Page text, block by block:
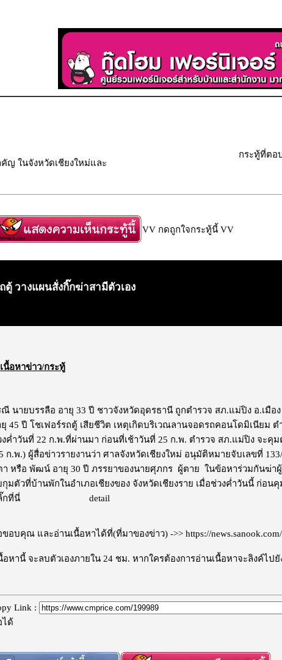
ญ ในจังหวัดเชียงใหม่และ
กระทู้ที่ตอ
VV กดถูกใจกระทู้นี้ VV
ตู้ วางแผนสั่งกิ๊กฆ่าสามีตัวเอง
เนื้อหาข่าว/กระทู้
ณี นายบรรลือ อายุ 33 ปี ชาวจังหวัดอุดรธานี ถูกตำรวจ สภ.แม่ปิง อ.เมื
ยุ 45 ปี โชเฟอร์รถตู้ เสียชีวิต เหตุเกิดบริเวณลานจอดรถคอนโดมิเนียม ต
งค่ำวันที่ 22 ก.พ.ที่ผ่านมา ก่อนที่เช้าวันที่ 25 ก.พ. ตำรวจ สภ.แม่ปิง จะ
ก.พ.) ผู้สื่อข่าวรายงานว่า ศาลจังหวัดเชียงใหม่ อนุมัติหมายจับเลขที่
า หรือ พัฒน์ อายุ 30 ปี ภรรยาของนายศุภกร ผู้ตาย ในข้อหาร่วมกันฆ่าผู้
กุมตัวที่บ้านพักในอำเภอเชียงของ จังหวัดเชียงราย เมื่อช่วงค่ำวันนี้ ก่อ
กที่นี่
detail
ขอบคุณ และอ่านเนื้อหาได้ที่(ที่มาของข่าว) ->> https://
อหานี้ จะลบตัวเองภายใน 24 ชม. หากใครต้องการอ่านเนื้อหาจะลิงค์ไป
Link :
ได้